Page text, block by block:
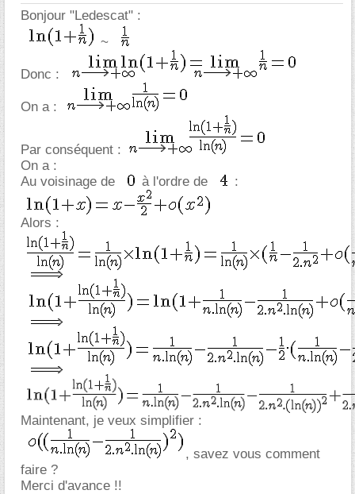
Bonjour "Ledescat" :
~
Donc :
On a :
Par conséquent :
On a :
Au voisinage de
à l'ordre de :
Alors :
Maintenant, je veux simplifier :
, savez vous comment
faire ?
Merci d'avance !!